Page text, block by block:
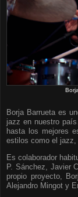
Borja Barrueta es
jazz en nuestro
hasta los mejores
estilos como el jazz,
Es colaborador
P. Sánchez, Javier
propio proyecto,
Alejandro Mingot y